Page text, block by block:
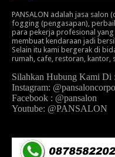
PANSALON adalah jasa salon
fogging (pengasapan),
para pekerja profesional
membuat kendaraan jadi
Selain itu kami bergerak di
rumah, cafe, restoran, kantor,
Silahkan Hubung Kami Di :
Instagram:
Facebook : @pansalon
Youtube: @PANSALON